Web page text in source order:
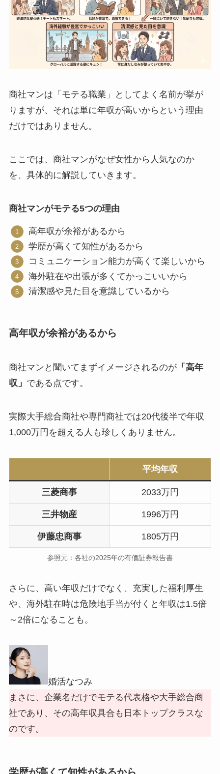
商社マンは「モテる職業」としてよく名前が挙が
りますが、それは単に年収が高いからという理由
だけではありません。
ここでは、商社マンがなぜ女性から人気なのか
を、具体的に解説していきます。
商社マンがモテる5つの理由
高年収が余裕があるから
学歴が高くて知性があるから
コミュニケーション能力が高くて楽しいから
海外駐在や出張が多くてかっこいいから
清潔感や見た目を意識しているから
高年収が余裕があるから
商社マンと聞いてまずイメージされるのが「高年
収」 である点です。
実際大手総合商社や専門商社では20代後半で年収
1,000万円を超える人も珍しくありません。
平均年収
三菱商事 2033万円
三井物産 1996万円
伊藤忠商事 1805万円
参照元：各社の2025年の有価証券報告書
さらに、高い年収だけでなく、充実した福利厚生
や、海外駐在時は危険地手当が付くと年収は1.5倍
～2倍になることも。
婚活なつみ
まさに、企業名だけでモテる代表格や大手総合商
社であり、その高年収具合も日本トップクラスな
のです。